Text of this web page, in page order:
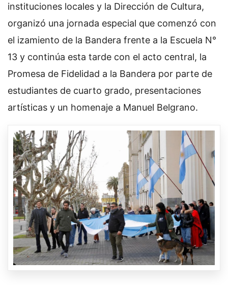
instituciones locales y la Dirección de Cultura,
organizó una jornada especial que comenzó con
el izamiento de la Bandera frente a la Escuela N°
13 y continúa esta tarde con el acto central, la
Promesa de Fidelidad a la Bandera por parte de
estudiantes de cuarto grado, presentaciones
artísticas y un homenaje a Manuel Belgrano.